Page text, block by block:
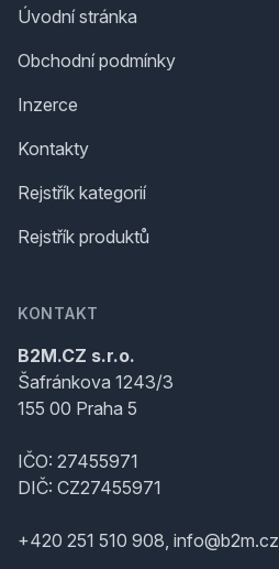
Úvodní stránka
Obchodní podmínky
Inzerce
Kontakty
Rejstřík kategorií
Rejstřík produktů
KONTAKT
B2M.CZ s.r.o.
Šafránkova 1243/3
155 00 Praha 5
IČO: 27455971
DIČ: CZ27455971
+420 251 510 908, info@b2m.cz